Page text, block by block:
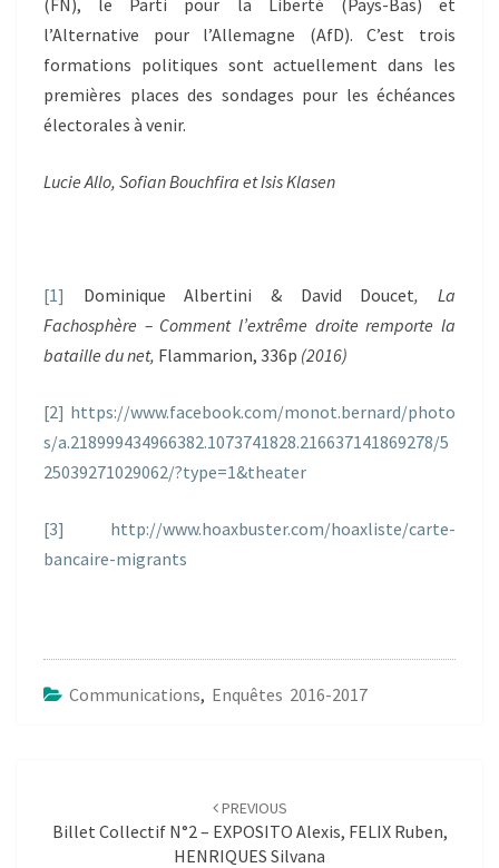
l’Alternative pour l’Allemagne (AfD). C’est trois
formations politiques sont actuellement dans les
premières places des sondages pour les échéances
électorales à venir.
Lucie Allo, Sofian Bouchfira et Isis Klasen
[1] Dominique Albertini & David Doucet, La
Fachosphère – Comment l’extrême droite remporte la
bataille du net, Flammarion, 336p (2016)
[2] https://www.facebook.com/monot.bernard/photo
s/a.218999434966382.1073741828.216637141869278/5
25039271029062/?type=1&theater
[3]
http://www.hoaxbuster.com/hoaxliste/carte-
bancaire-migrants
Communications, Enquêtes 2016-2017
PREVIOUS
Billet Collectif N°2 – EXPOSITO Alexis, FELIX Ruben,
HENRIQUES Silvana